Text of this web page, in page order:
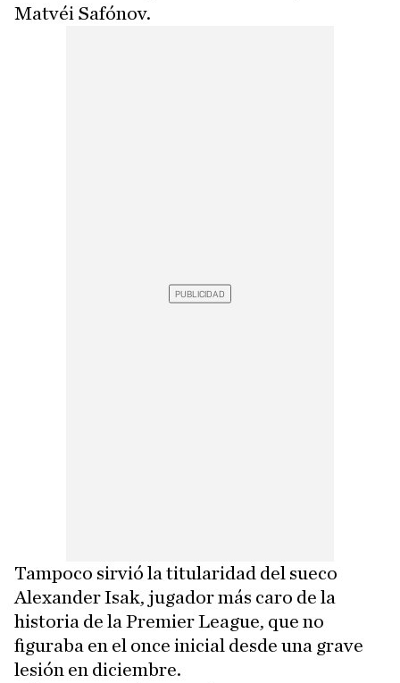
Matvéi Safónov.
Tampoco sirvió la titularidad del sueco
Alexander Isak, jugador más caro de la
historia de la Premier League, que no
figuraba en el once inicial desde una grave
lesión en diciembre.